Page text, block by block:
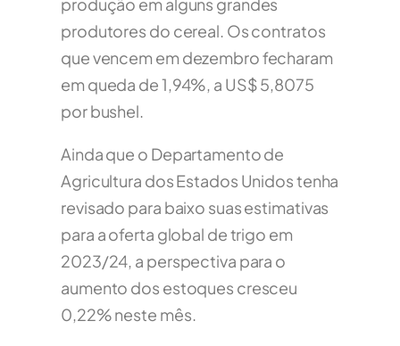
produção em alguns grandes
produtores do cereal. Os contratos
que vencem em dezembro fecharam
em queda de 1,94%, a US$ 5,8075
por bushel.
Ainda que o Departamento de
Agricultura dos Estados Unidos tenha
revisado para baixo suas estimativas
para a oferta global de trigo em
2023/24, a perspectiva para o
aumento dos estoques cresceu
0,22% neste mês.